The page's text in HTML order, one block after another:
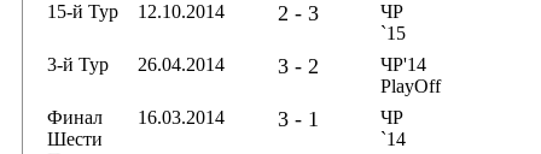
15-й Тур
12.10.2014 2 - 3
ЧР
`15
3-й Тур
26.04.2014 3 - 2
ЧР'14
PlayOff
Финал
Шести
16.03.2014 3 - 1
ЧР
`14